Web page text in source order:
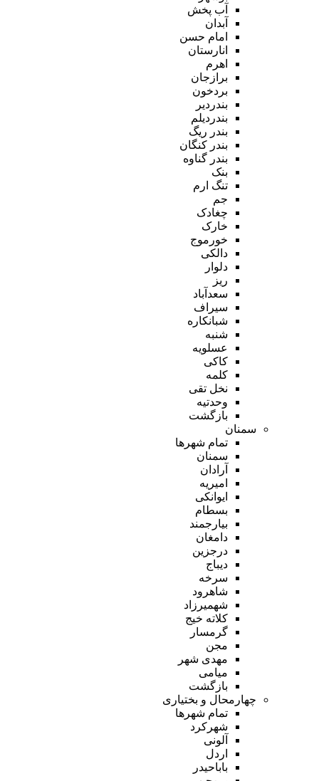
آب پخش
آبدان
امام حسن
انارستان
اهرم
برازجان
بردخون
بندردیر
بندردیلم
بندر ریگ
بندر کنگان
بندر گناوه
بنک
تنگ ارم
جم
چغادک
خارک
خورموج
دالکی
دلوار
ریز
سعدآباد
سیراف
شبانکاره
شنبه
عسلویه
کاکی
کلمه
نخل تقی
وحدتیه
بازگشت
سمنان
تمام شهر‌ها
سمنان
آرادان
امیریه
ایوانکی
بسطام
بیارجمند
دامغان
درجزین
دیباج
سرخه
شاهرود
شهمیرزاد
کلاته خیج
گرمسار
مجن
مهدی شهر
میامی
بازگشت
چهارمحال و بختیاری
تمام شهر‌ها
شهرکرد
آلونی
اردل
باباحیدر